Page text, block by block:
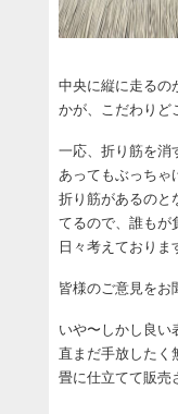
中央に縦に走るの
かが、こだわりど
一応、折り筋を消
あってもぶっちゃ
折り筋があるのと
てるので、誰もが
日々考えておりま
皆様のご意見をお
いや〜しかし良い
直まだ手放したく
畳に仕立てて販売